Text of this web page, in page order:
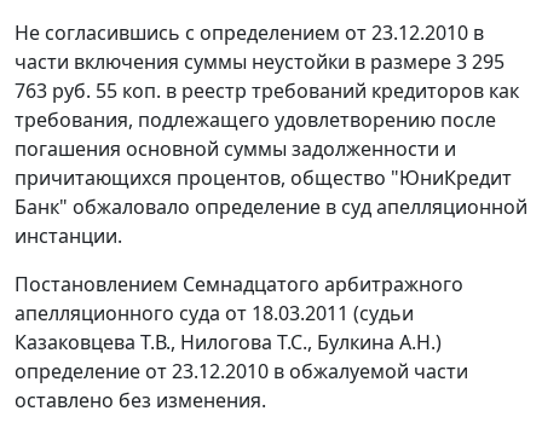
Не согласившись с определением от 23.12.2010 в
части включения суммы неустойки в размере 3 295
763 руб. 55 коп. в реестр требований кредиторов как
требования, подлежащего удовлетворению после
погашения основной суммы задолженности и
причитающихся процентов, общество "ЮниКредит
Банк" обжаловало определение в суд апелляционной
инстанции.
Постановлением Семнадцатого арбитражного
апелляционного суда от 18.03.2011 (судьи
Казаковцева Т.В., Нилогова Т.С., Булкина А.Н.)
определение от 23.12.2010 в обжалуемой части
оставлено без изменения.